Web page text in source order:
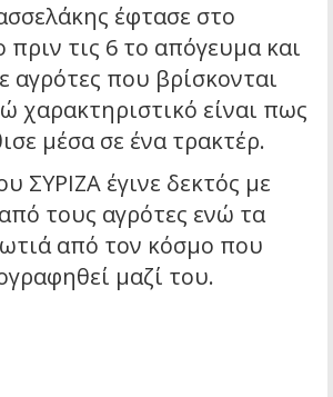
έφτασε στο
πριν τις 6 το απόγευμα και
αγρότες που βρίσκονται
χαρακτηριστικό είναι πως
μέσα σε ένα τρακτέρ.
ΣΥΡΙΖΑ έγινε δεκτός με
τους αγρότες ενώ τα
από τον κόσμο που
μαζί του.